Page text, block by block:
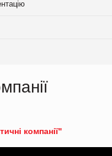
компанії"